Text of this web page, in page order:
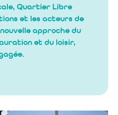
Quartier Libre
et les acteurs de
approche du
et du loisir,